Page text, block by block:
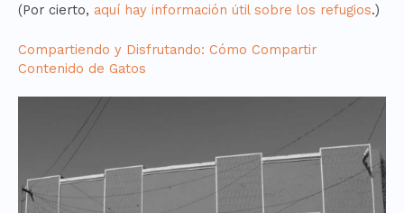
(Por cierto, aquí hay información útil sobre los refugios.)
Compartiendo y Disfrutando: Cómo Compartir
Contenido de Gatos